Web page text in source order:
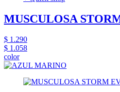
MUSCULOSA
$ 1.290
$ 1.058
color